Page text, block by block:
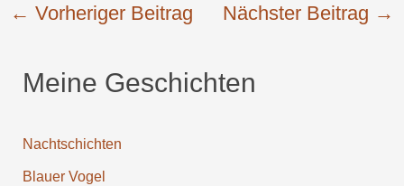
← Vorheriger Beitrag Nächster Beitrag →
Meine Geschichten
Nachtschichten
Blauer Vogel